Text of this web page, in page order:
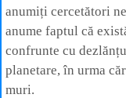
anumiți cercetători
anume faptul că
confrunte cu
planetare, în urma
muri.